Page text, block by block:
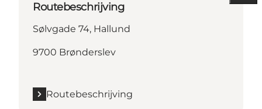
Routebeschrijving
Sølvgade 74, Hallund
9700 Brønderslev
Routebeschrijving